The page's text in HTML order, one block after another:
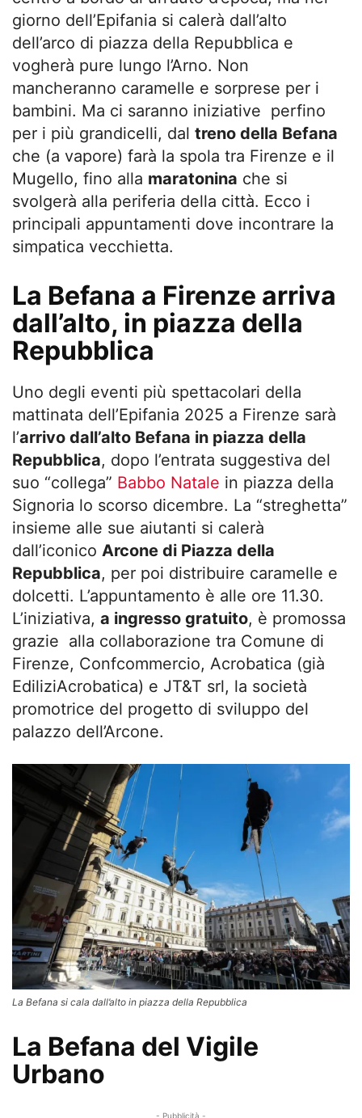
giorno dell’Epifania si calerà dall’alto
dell’arco di piazza della Repubblica e
vogherà pure lungo l’Arno. Non
mancheranno caramelle e sorprese per i
bambini. Ma ci saranno iniziative perfino
per i più grandicelli, dal treno della Befana
che (a vapore) farà la spola tra Firenze e il
Mugello, fino alla maratonina che si
svolgerà alla periferia della città. Ecco i
principali appuntamenti dove incontrare la
simpatica vecchietta.
La Befana a Firenze arriva
dall’alto, in piazza della
Repubblica
Uno degli eventi più spettacolari della
mattinata dell’Epifania 2025 a Firenze sarà
l’arrivo dall’alto Befana in piazza della
Repubblica, dopo l’entrata suggestiva del
suo “collega” Babbo Natale in piazza della
Signoria lo scorso dicembre. La “streghetta”
insieme alle sue aiutanti si calerà
dall’iconico Arcone di Piazza della
Repubblica, per poi distribuire caramelle e
dolcetti. L’appuntamento è alle ore 11.30.
L’iniziativa, a ingresso gratuito, è promossa
grazie alla collaborazione tra Comune di
Firenze, Confcommercio, Acrobatica (già
EdiliziAcrobatica) e JT&T srl, la società
promotrice del progetto di sviluppo del
palazzo dell’Arcone.
La Befana si cala dall’alto in piazza della Repubblica
La Befana del Vigile
Urbano
- Pubblicità -